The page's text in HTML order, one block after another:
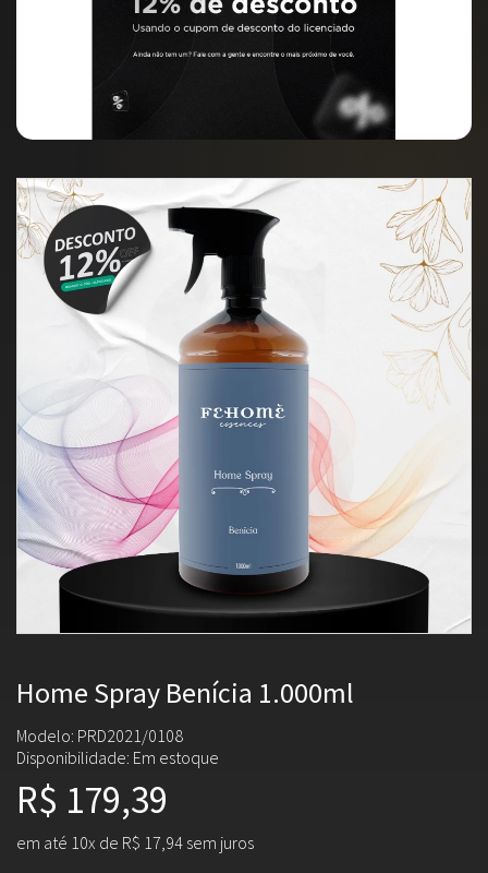
Home Spray Benícia 1.000ml
Modelo: PRD2021/0108
Disponibilidade: Em estoque
R$ 179,39
em até 10x de R$ 17,94 sem juros